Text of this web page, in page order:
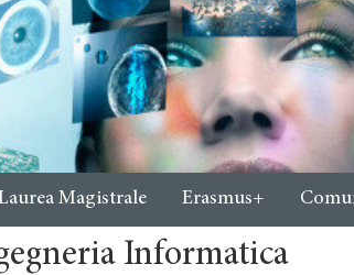
Magistrale Erasmus+
Informatica